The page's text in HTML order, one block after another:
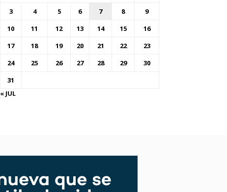
3
4 5 6 7 8
9
10
11 12 13 14 15
16
17
18 19 20 21 22
23
24
25 26 27 28 29
30
31
« JUL